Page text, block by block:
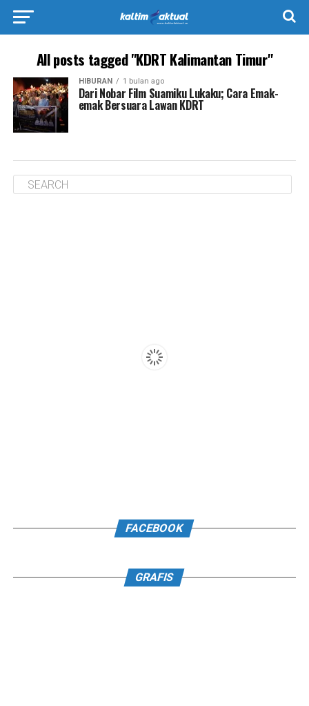
All posts tagged "KDRT Kalimantan Timur"
HIBURAN 1 bulan ago
Dari Nobar Film Suamiku Lukaku; Cara Emak-
emak Bersuara Lawan KDRT
FACEBOOK
GRAFIS